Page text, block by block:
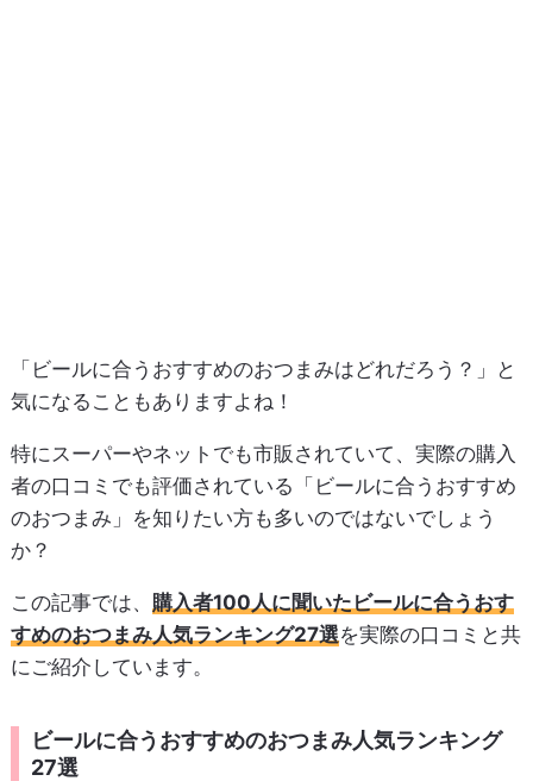
「ビールに合うおすすめのおつまみはどれだろう？」と
気になることもありますよね！
特にスーパーやネットでも市販されていて、実際の購入
者の口コミでも評価されている「ビールに合うおすすめ
のおつまみ」を知りたい方も多いのではないでしょう
か？
この記事では、 購入者100人に聞いたビールに合うおす
すめのおつまみ人気ランキング27選を実際の口コミと共
にご紹介しています。
ビールに合うおすすめのおつまみ人気ランキング
27選